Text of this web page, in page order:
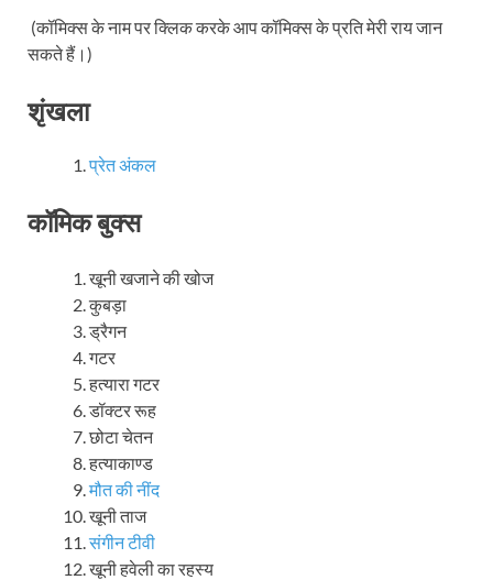
(कॉमिक्स के नाम पर क्लिक करके आप कॉमिक्स के प्रति मेरी राय जान
सकते हैं।)
शृंखला
प्रेत अंकल
कॉमिक बुक्स
खूनी खजाने की खोज
कुबड़ा
ड्रैगन
गटर
हत्यारा गटर
डॉक्टर रूह
छोटा चेतन
हत्याकाण्ड
मौत की नींद
खूनी ताज
संगीन टीवी
खूनी हवेली का रहस्य